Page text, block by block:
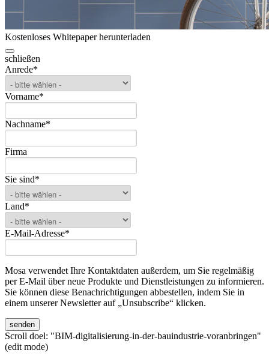
Kostenloses Whitepaper herunterladen
schließen
Anrede*
Vorname*
Nachname*
Firma
Sie sind*
Land*
E-Mail-Adresse*
Mosa verwendet Ihre Kontaktdaten außerdem, um Sie regelmäßig
per E-Mail über neue Produkte und Dienstleistungen zu informieren.
Sie können diese Benachrichtigungen abbestellen, indem Sie in
einem unserer Newsletter auf „Unsubscribe“ klicken.
Scroll doel: "BIM-digitalisierung-in-der-bauindustrie-voranbringen"
(edit mode)